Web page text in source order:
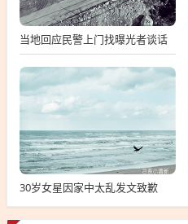
当地回应民警上门找曝光者谈话
30岁女星因家中太乱发文致歉